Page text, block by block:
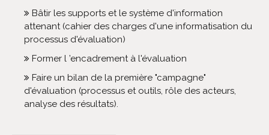
Bâtir les supports et le système d'information
attenant (cahier des charges d'une informatisation du
processus d'évaluation)
Former l ’encadrement à l'évaluation
Faire un bilan de la première "campagne"
d'évaluation (processus et outils, rôle des acteurs,
analyse des résultats).